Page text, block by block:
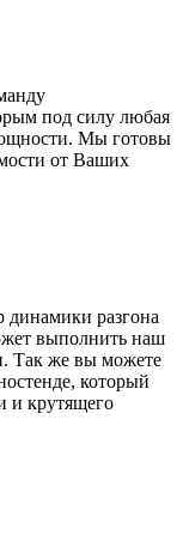
под силу любая
Мы готовы
от Ваших
разгона
выполнить наш
Так же вы можете
который
и крутящего